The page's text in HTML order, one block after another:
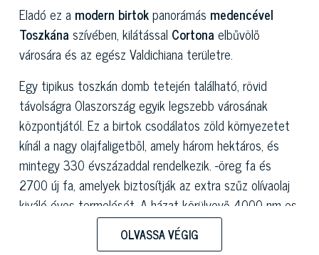
Eladó ez a modern birtokpanorámás medencével
Toszkána szívében, kilátással Cortona elbűvölő
városára és az egész Valdichiana területre.
Egy tipikus toszkán domb tetején található, rövid
távolságra Olaszország egyik legszebb városának
központjától. Ez a birtok csodálatos zöld környezetet
kínál a nagy olajfaligetből, amely három hektáros, és
mintegy 330 évszázaddal rendelkezik. -öreg fa és
2700 új fa, amelyek biztosítják az extra szűz olívaolaj
kiváló éves termelését. A házat körülvevő 4000 nm-es
kertben a legpanorámásabb ponton található egy
csodálatos feszített víztükrű medence, travertin
OLVASSA VÉGIG